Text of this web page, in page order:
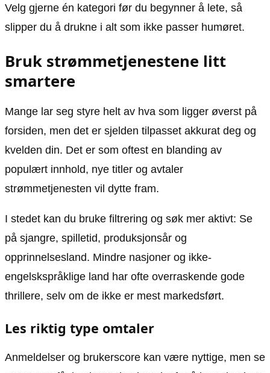
Velg gjerne én kategori før du begynner å lete, så
slipper du å drukne i alt som ikke passer humøret.
Bruk strømmetjenestene litt
smartere
Mange lar seg styre helt av hva som ligger øverst på
forsiden, men det er sjelden tilpasset akkurat deg og
kvelden din. Det er som oftest en blanding av
populært innhold, nye titler og avtaler
strømmetjenesten vil dytte fram.
I stedet kan du bruke filtrering og søk mer aktivt: Se
på sjangre, spilletid, produksjonsår og
opprinnelsesland. Mindre nasjoner og ikke-
engelskspråklige land har ofte overraskende gode
thrillere, selv om de ikke er mest markedsført.
Les riktig type omtaler
Anmeldelser og brukerscore kan være nyttige, men se